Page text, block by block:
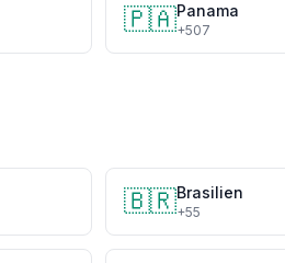
🇵🇦Panama
+507
🇧🇷Brasilien
+55